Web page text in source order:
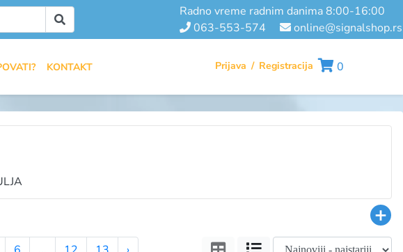
radno vreme radnim danima 8:00-16:00
063-553-574
online@signalshop.rs
KONTAKT Prijava / Registracija 0